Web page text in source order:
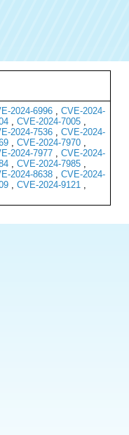
2024-6996, CVE-2024-
, CVE-2024-7005,
2024-7536, CVE-2024-
, CVE-2024-7970,
2024-7977, CVE-2024-
, CVE-2024-7985,
2024-8638, CVE-2024-
, CVE-2024-9121,